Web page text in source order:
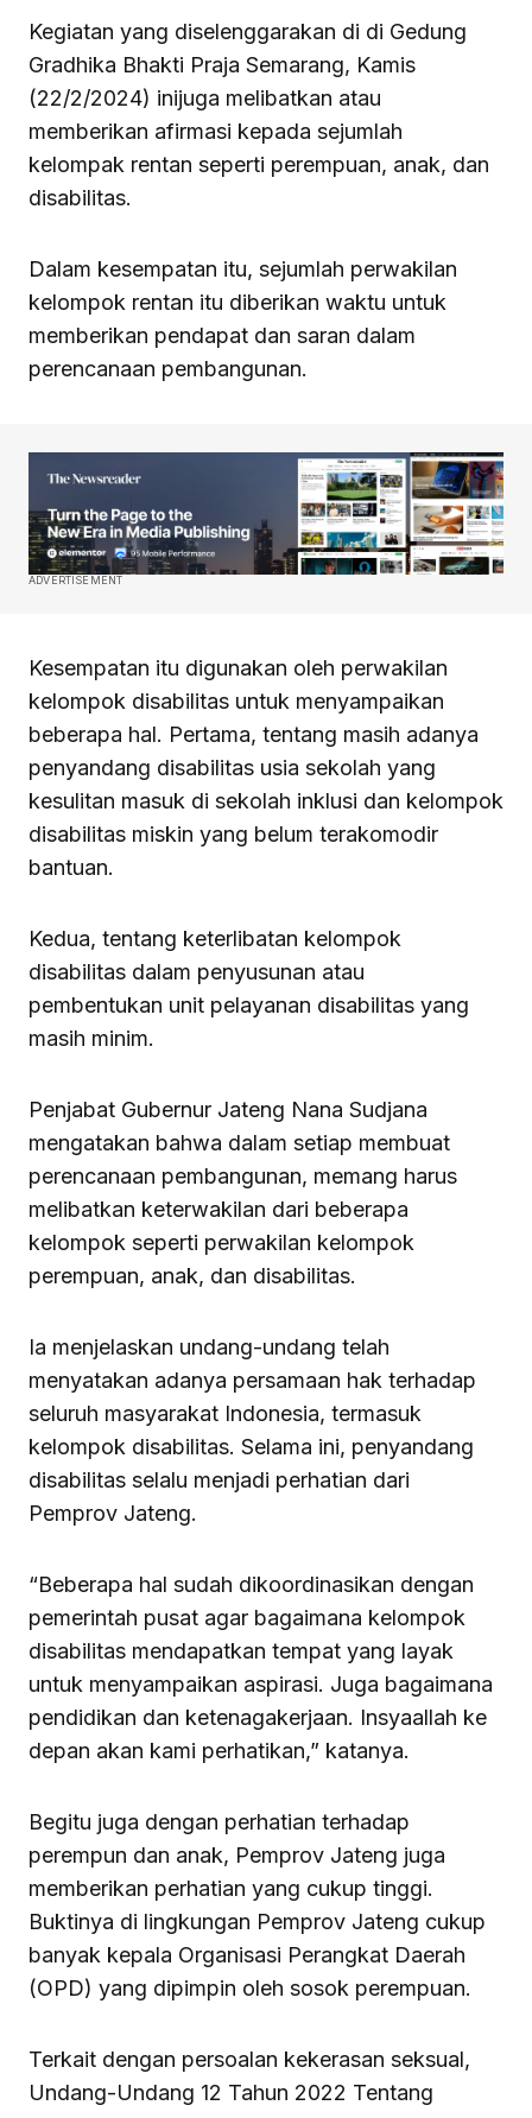
Kegiatan yang diselenggarakan di di Gedung
Gradhika Bhakti Praja Semarang, Kamis
(22/2/2024) inijuga melibatkan atau
memberikan afirmasi kepada sejumlah
kelompak rentan seperti perempuan, anak, dan
disabilitas.
Dalam kesempatan itu, sejumlah perwakilan
kelompok rentan itu diberikan waktu untuk
memberikan pendapat dan saran dalam
perencanaan pembangunan.
ADVERTISEMENT
Kesempatan itu digunakan oleh perwakilan
kelompok disabilitas untuk menyampaikan
beberapa hal. Pertama, tentang masih adanya
penyandang disabilitas usia sekolah yang
kesulitan masuk di sekolah inklusi dan kelompok
disabilitas miskin yang belum terakomodir
bantuan.
Kedua, tentang keterlibatan kelompok
disabilitas dalam penyusunan atau
pembentukan unit pelayanan disabilitas yang
masih minim.
Penjabat Gubernur Jateng Nana Sudjana
mengatakan bahwa dalam setiap membuat
perencanaan pembangunan, memang harus
melibatkan keterwakilan dari beberapa
kelompok seperti perwakilan kelompok
perempuan, anak, dan disabilitas.
Ia menjelaskan undang-undang telah
menyatakan adanya persamaan hak terhadap
seluruh masyarakat Indonesia, termasuk
kelompok disabilitas. Selama ini, penyandang
disabilitas selalu menjadi perhatian dari
Pemprov Jateng.
“Beberapa hal sudah dikoordinasikan dengan
pemerintah pusat agar bagaimana kelompok
disabilitas mendapatkan tempat yang layak
untuk menyampaikan aspirasi. Juga bagaimana
pendidikan dan ketenagakerjaan. Insyaallah ke
depan akan kami perhatikan,” katanya.
Begitu juga dengan perhatian terhadap
perempun dan anak, Pemprov Jateng juga
memberikan perhatian yang cukup tinggi.
Buktinya di lingkungan Pemprov Jateng cukup
banyak kepala Organisasi Perangkat Daerah
(OPD) yang dipimpin oleh sosok perempuan.
Terkait dengan persoalan kekerasan seksual,
Undang-Undang 12 Tahun 2022 Tentang